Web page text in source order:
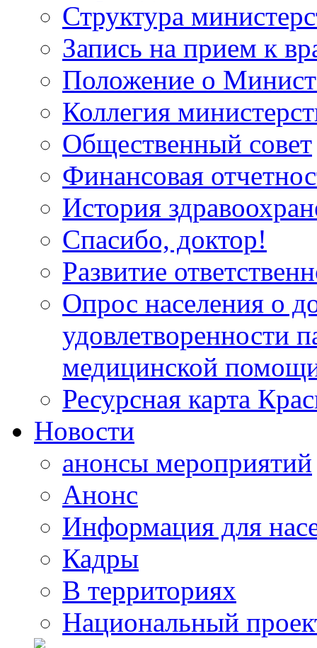
Структура
Запись на прием к
Положение о
Коллегия
Общественный совет
Финансовая
История
Спасибо, доктор!
Развитие
Опрос населения о
удовлетворенности
медицинской
Ресурсная карта
Новости
анонсы мероприятий
Анонс
Информация для
Кадры
В территориях
Национальный